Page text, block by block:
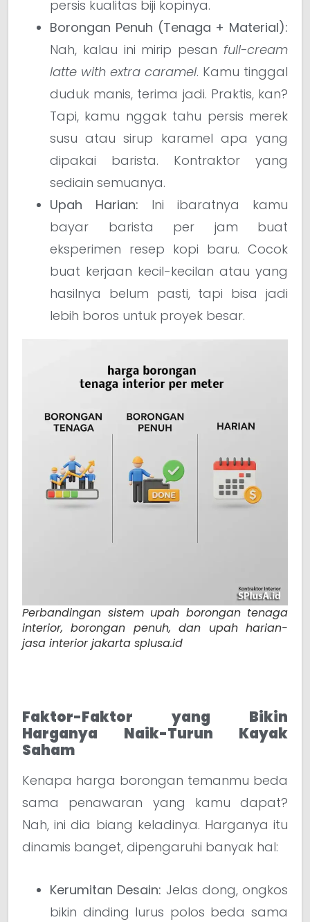
persis kualitas biji kopinya.
Borongan Penuh (Tenaga + Material):
Nah, kalau ini mirip pesan full-cream
latte with extra caramel. Kamu tinggal
duduk manis, terima jadi. Praktis, kan?
Tapi, kamu nggak tahu persis merek
susu atau sirup karamel apa yang
dipakai barista. Kontraktor yang
sediain semuanya.
Upah Harian: Ini ibaratnya kamu
bayar barista per jam buat
eksperimen resep kopi baru. Cocok
buat kerjaan kecil-kecilan atau yang
hasilnya belum pasti, tapi bisa jadi
lebih boros untuk proyek besar.
Perbandingan sistem upah borongan tenaga
interior, borongan penuh, dan upah harian-
jasa interior jakarta splusa.id
Faktor-Faktor yang Bikin
Harganya Naik-Turun Kayak
Saham
Kenapa harga borongan temanmu beda
sama penawaran yang kamu dapat?
Nah, ini dia biang keladinya. Harganya itu
dinamis banget, dipengaruhi banyak hal:
Kerumitan Desain: Jelas dong, ongkos
bikin dinding lurus polos beda sama